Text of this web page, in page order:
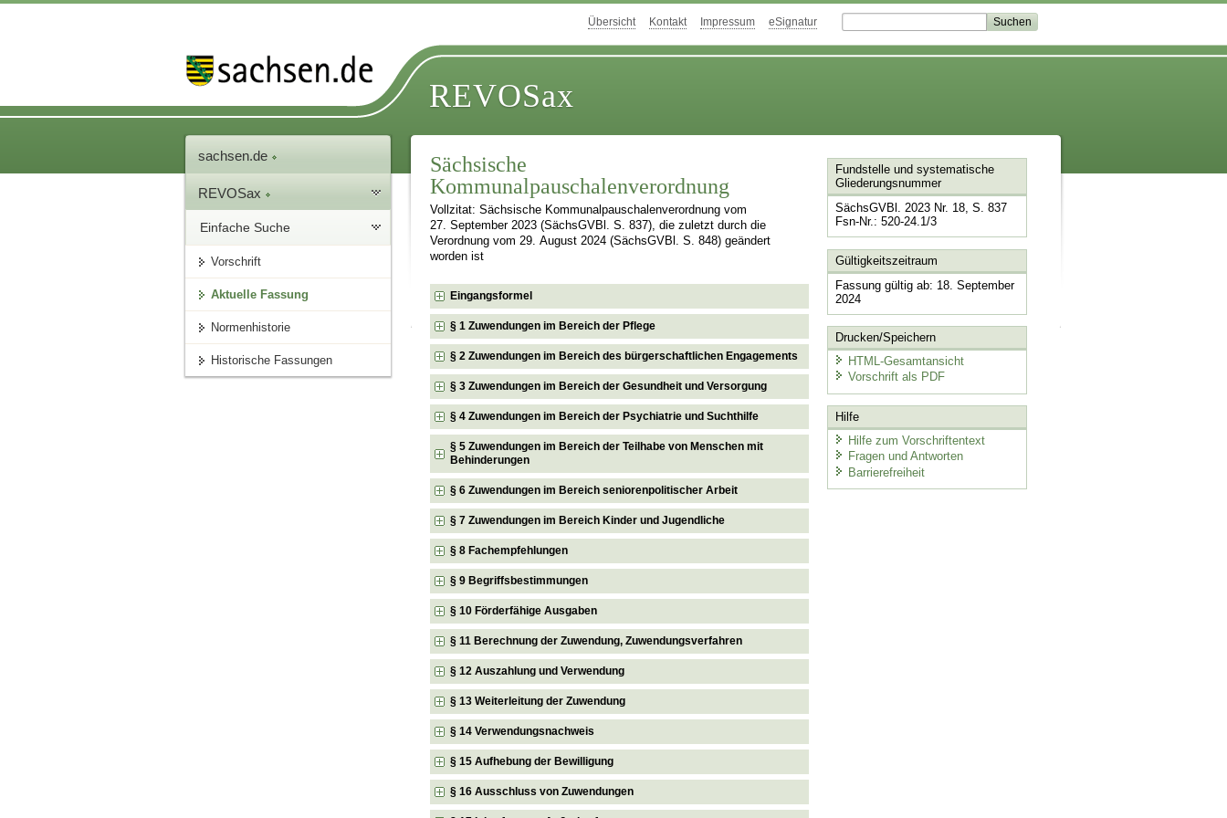
Übersicht Kontakt Impressum eSignatur
REVOSax
sachsen.de
REVOSax
Einfache Suche
Vorschrift
Aktuelle Fassung
Normenhistorie
Historische Fassungen
Sächsische
Kommunalpauschalenverordnung
Vollzitat: Sächsische Kommunalpauschalenverordnung vom
27. September 2023 (SächsGVBl. S. 837), die zuletzt durch die
Verordnung vom 29. August 2024 (SächsGVBl. S. 848) geändert
worden ist
Eingangsformel
§ 1 Zuwendungen im Bereich der Pflege
§ 2 Zuwendungen im Bereich des bürgerschaftlichen Engagements
§ 3 Zuwendungen im Bereich der Gesundheit und Versorgung
§ 4 Zuwendungen im Bereich der Psychiatrie und Suchthilfe
§ 5 Zuwendungen im Bereich der Teilhabe von Menschen mit
Behinderungen
§ 6 Zuwendungen im Bereich seniorenpolitischer Arbeit
§ 7 Zuwendungen im Bereich Kinder und Jugendliche
§ 8 Fachempfehlungen
§ 9 Begriffsbestimmungen
§ 10 Förderfähige Ausgaben
§ 11 Berechnung der Zuwendung, Zuwendungsverfahren
§ 12 Auszahlung und Verwendung
§ 13 Weiterleitung der Zuwendung
§ 14 Verwendungsnachweis
§ 15 Aufhebung der Bewilligung
§ 16 Ausschluss von Zuwendungen
Fundstelle und systematische
Gliederungsnummer
SächsGVBl. 2023 Nr. 18, S. 837
Fsn-Nr.: 520-24.1/3
Gültigkeitszeitraum
Fassung gültig ab: 18. September
2024
Drucken/Speichern
HTML-Gesamtansicht
Vorschrift als PDF
Hilfe
Hilfe zum Vorschriftentext
Fragen und Antworten
Barrierefreiheit